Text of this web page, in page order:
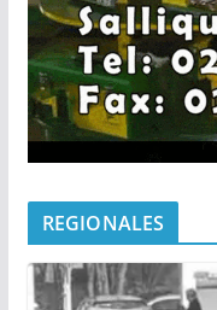
REGIONALES